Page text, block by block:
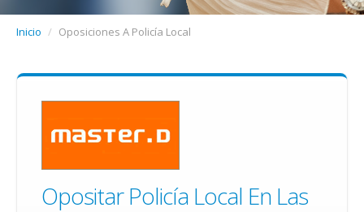
Inicio / Oposiciones A Policía Local
Opositar Policía Local En Las